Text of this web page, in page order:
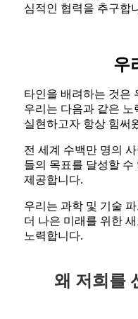
심적인 협력을 추구합
우
타인을 배려하는 것은
우리는 다음과 같은
실현하고자 항상 힘써
전 세계 수백만 명의
들의 목표를 달성할
제공합니다.
우리는 과학 및 기술
더 나은 미래를 위한
노력합니다.
왜 저희를